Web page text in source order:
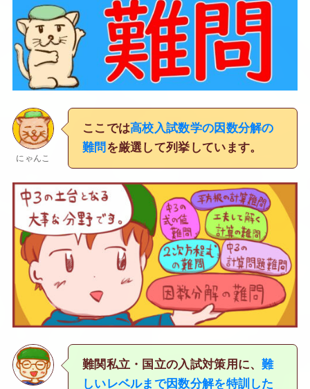
にゃんこ
ここでは高校入試数学の因数分解の
難問 を厳選して列挙しています。
難関私立・国立の入試対策用に、難
しいレベルまで因数分解を特訓した